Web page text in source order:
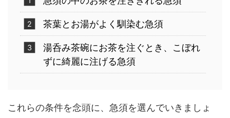
茶葉とお湯がよく馴染む急須
湯呑み茶碗にお茶を注ぐとき、こぼれ
ずに綺麗に注げる急須
これらの条件を念頭に、急須を選んでいきましょ